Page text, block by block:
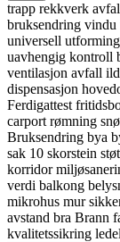
trapp rekkverk
bruksendring vindu
universell utforming
uavhengig kontroll
ventilasjon avfall
dispensasjon
Ferdigattest
carport rømning
Bruksendring bya
sak 10 skorstein
korridor
verdi balkong
mikrohus mur
avstand bra Brann
kvalitetssikring